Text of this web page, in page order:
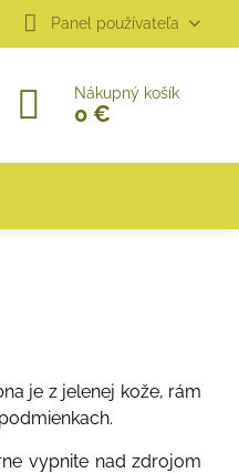
Panel používateľa
Nákupný košík
0 €
je z jelenej kože, rám
vypnite nad zdrojom